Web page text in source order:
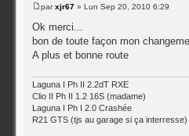
parxjr67 » Lun Sep 20, 2010 6:29
Ok merci...
bon de toute façon mon
A plus et bonne route
Laguna I Ph II 2.2dT RXE
Clio II Ph II 1.2 16S (madame)
Laguna I Ph I 2.0 Crashée
R21 GTS (tjs au garage si ça interresse)